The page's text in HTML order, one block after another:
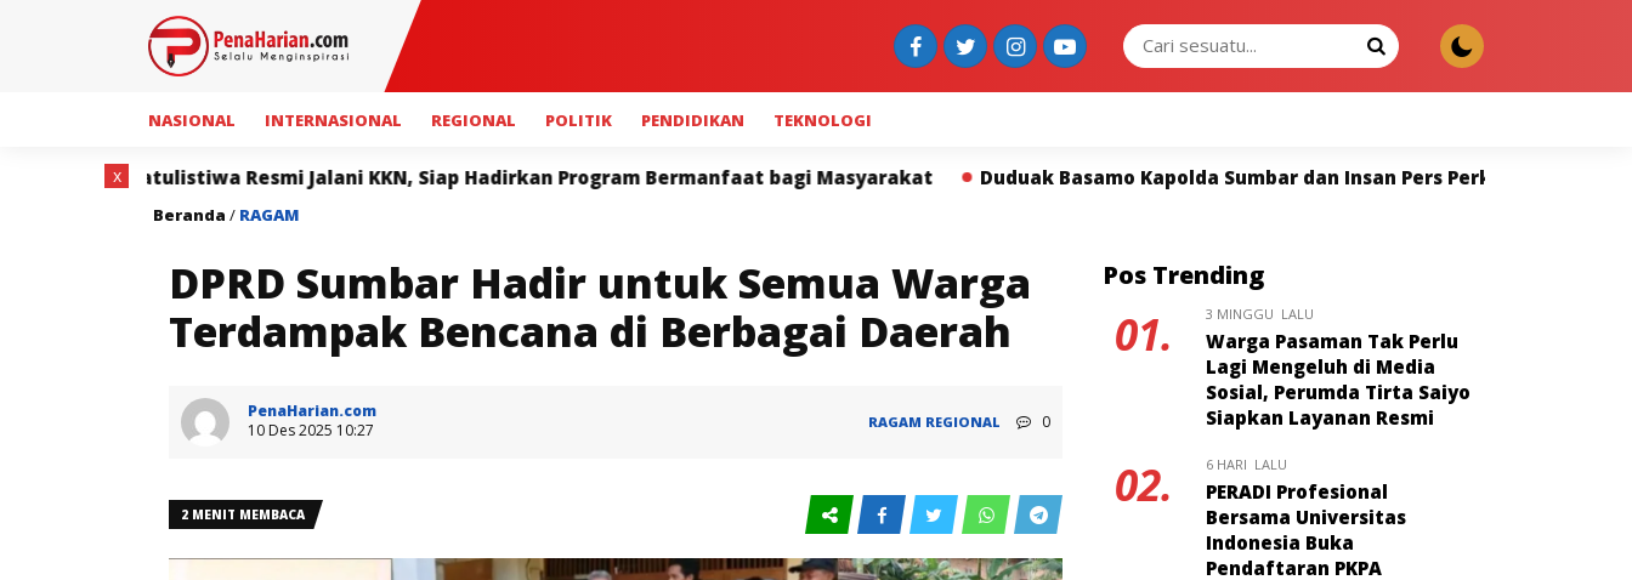
NASIONAL INTERNASIONAL REGIONAL POLITIK PENDIDIKAN TEKNOLOGI
Siap Hadirkan Program Bermanfaat bagi Masyarakat Duduak Basamo Kapolda Sumbar dan Insan Pers Perkuat Sinergi untuk Keterbukaan Informasi
Beranda / RAGAM
DPRD Sumbar Hadir untuk Semua Warga
Terdampak Bencana di Berbagai Daerah
PenaHarian.com
10 Des 2025 10:27
RAGAM REGIONAL 0
2 MENIT MEMBACA
Pos Trending
01. 3 MINGGU LALU
Warga Pasaman Tak Perlu
Lagi Mengeluh di Media
Sosial, Perumda Tirta Saiyo
Siapkan Layanan Resmi
02. 6 HARI LALU
PERADI Profesional
Bersama Universitas
Indonesia Buka
Pendaftaran PKPA
x